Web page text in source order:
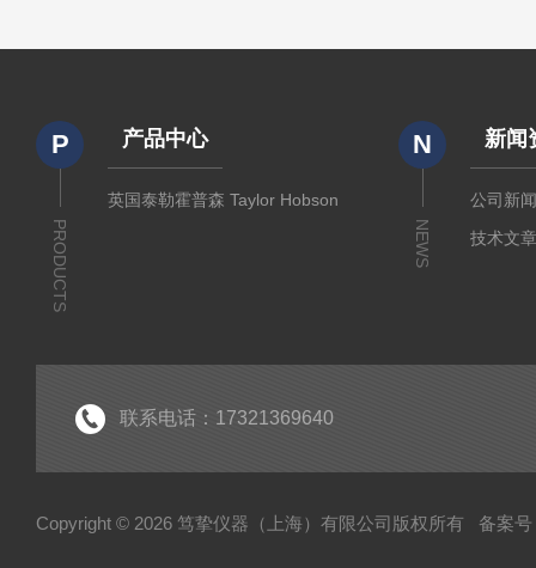
P
PRODUCTS
产品中心
英国泰勒霍普森 Taylor Hobson
N
NEWS
新闻
公司新
技术文
联系电话：17321369640
Copyright © 2026 笃挚仪器（上海）有限公司版权所有 备案号